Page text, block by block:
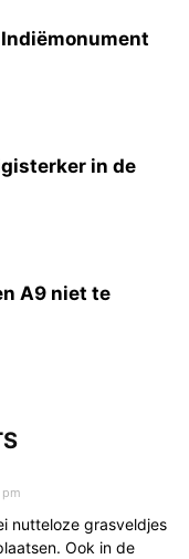
in de
A9 niet te
nutteloze grasveldjes
Ook in de